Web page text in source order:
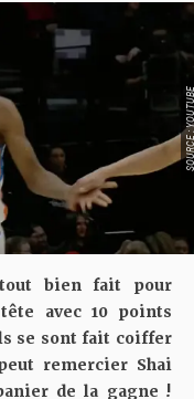
bien fait pour
avec 10 points
se sont fait coiffer
remercier Shai
de la gagne !